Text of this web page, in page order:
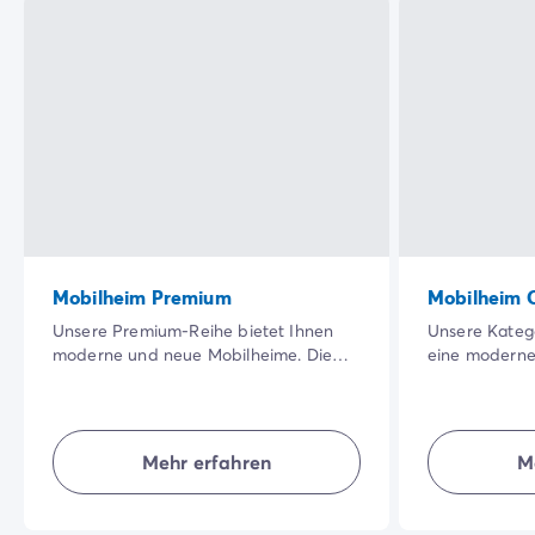
Mobilheim Premium
Unsere Premium-Reihe bietet Ihnen
moderne und neue Mobilheime. Die
Qualität der Innenausstattung werden
Ihren Urlaub noch angenehmer
machen.
Mehr erfahren
Mobilheim
Unsere
eine
Unterkünfte
für einen